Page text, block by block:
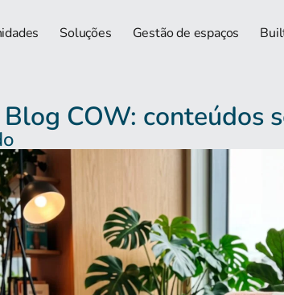
Soluções Gestão de espaços
Blog COW: conteúdos